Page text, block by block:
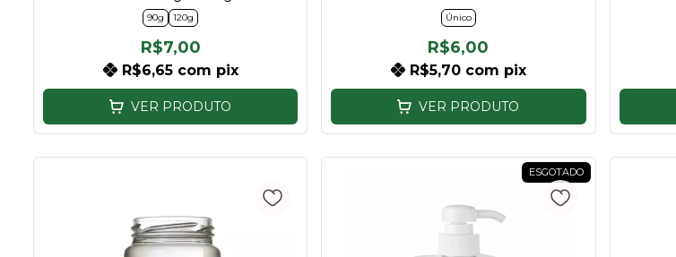
90g 120g
R$7,00
R$6,65 com pix
VER PRODUTO
Único
R$6,00
R$5,70 com pix
VER PRODUTO
ESGOTADO